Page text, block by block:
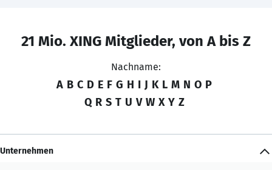
21 Mio. XING Mitglieder, von A bis Z
Nachname:
A B C D E F G H I J K L M N O P
Q R S T U V W X Y Z
Unternehmen